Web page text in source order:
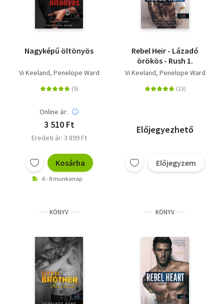
Nagyképű öltönyös
Vi Keeland Penelope Ward
Online ár:
3 510 Ft
Eredeti ár: 3 899 Ft
Kosárba
6 - 8 munkanap
Rebel Heir - Lázadó
örökös - Rush 1.
Vi Keeland Penelope Ward
Előjegyezhető
Előjegyzem
KÖNYV KÖNYV